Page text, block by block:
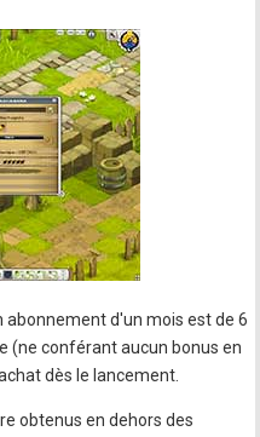
abonnement d'un mois est de 6
(ne conférant aucun bonus en
dès le lancement.
obtenus en dehors des